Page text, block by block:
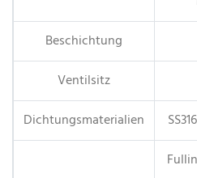
Beschichtung
Ventilsitz
Dichtungsmaterialien